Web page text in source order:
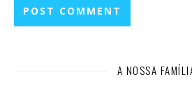
A NOSSA